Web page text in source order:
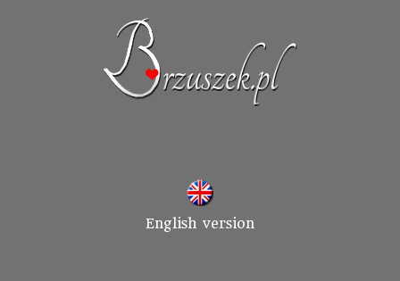
English version